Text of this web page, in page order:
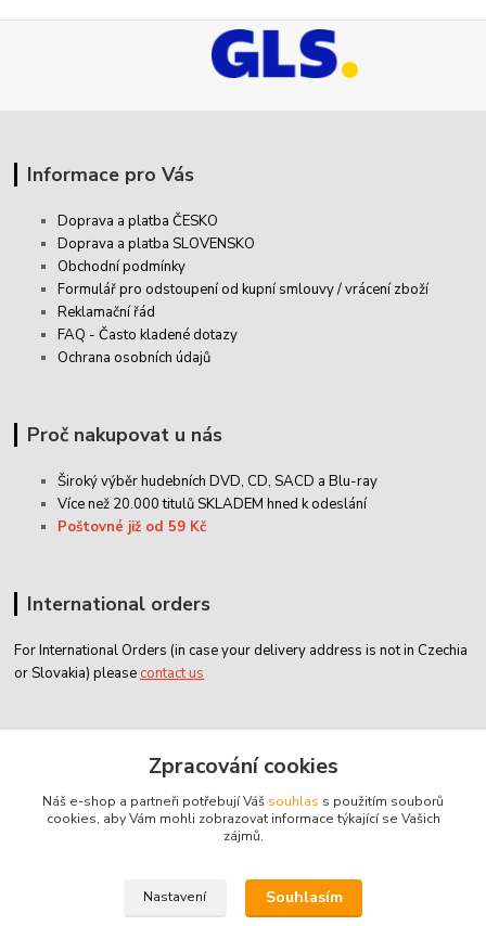
Informace pro Vás
Doprava a platba ČESKO
Doprava a platba SLOVENSKO
Obchodní podmínky
Formulář pro odstoupení od kupní smlouvy / vrácení zboží
Reklamační řád
FAQ - Často kladené dotazy
Ochrana osobních údajů
Proč nakupovat u nás
Široký výběr hudebních DVD, CD,SACD a Blu-ray
Více než 20.000 titulů SKLADEM hned k odeslání
Poštovné již od 59 Kč
International orders
For International Orders (in case your delivery address is not in Czechia
or Slovakia) please contact us
classicdvd@classicdvd.cz
Zpracování cookies
Náš e-shop a partneři potřebují Váš souhlas s použitím souborů
cookies, aby Vám mohli zobrazovat informace týkající se Vašich
zájmů.
Nastavení Souhlasím